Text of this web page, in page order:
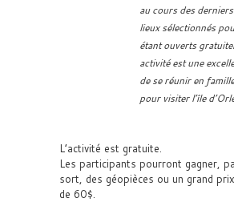
au cours des
lieux sélectionnés
étant ouverts
activité est une
de se réunir en
pour visiter l’île
L’activité est gratuite.
Les participants pourront gagner,
sort, des géopièces ou un grand
de 60$.